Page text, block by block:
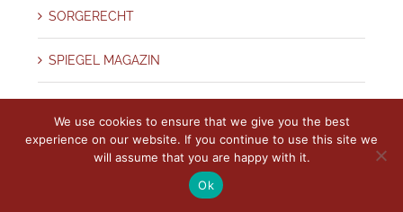
SORGERECHT
SPIEGEL MAGAZIN
Stadt
We use cookies to ensure that we give you the best
experience on our website. If you continue to use this site we
will assume that you are happy with it.
Ok